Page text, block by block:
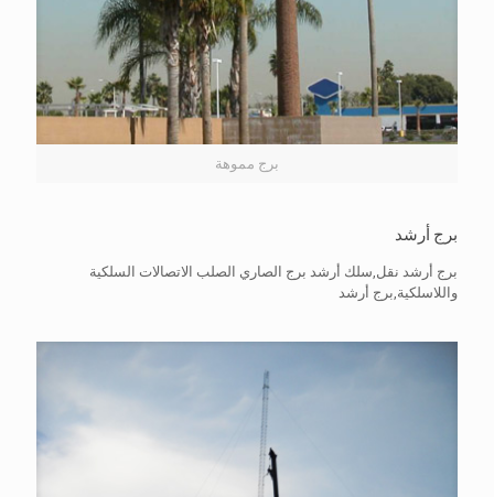
برج مموهة
برج أرشد
برج أرشد نقل,سلك أرشد برج الصاري الصلب الاتصالات السلكية
واللاسلكية,برج أرشد